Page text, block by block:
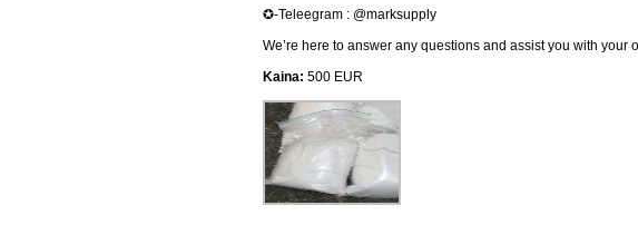
✪-Teleegram : @marksupply
We’re here to answer any questions and assist you with
Kaina: 500 EUR